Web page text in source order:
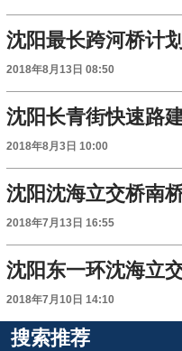
沈阳最长跨河桥计
2018年8月13日 08:50
沈阳长青街快速路
2018年8月3日 10:00
沈阳沈海立交桥南
2018年7月13日 16:55
沈阳东一环沈海立
2018年7月10日 14:10
搜索推荐